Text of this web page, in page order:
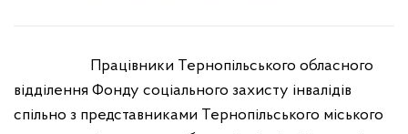
Працівники Тернопільського обласного
відділення Фонду соціального захисту інвалідів
спільно з представниками Тернопільського міського